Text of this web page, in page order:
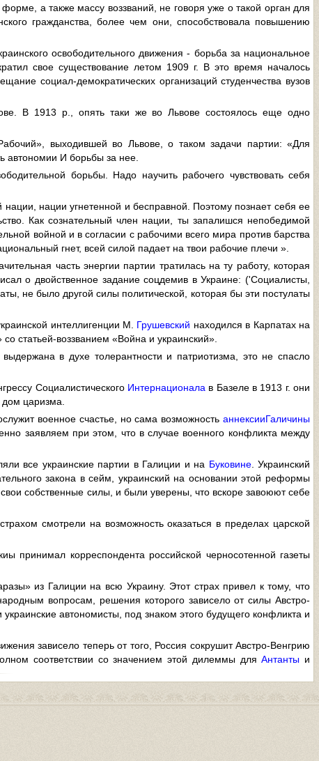
а также массу воззваний, не говоря уже о такой орган для
гражданства, более чем они, способствовала повышению
освободительного движения - борьба за национальное
свое существование летом 1909 г. В это время началось
социал-демократических организаций студенчества вузов
В 1913 p., опять таки же во Львове состоялось еще одно
выходившей во Львове, о таком задачи партии: «Для
автономии И борьбы за нее.
борьбы. Надо научить рабочего чувствовать себя
нации угнетенной и бесправной. Поэтому познает себя ее
Как сознательный член нации, ты запалишся непобедимой
войной и в согласии с рабочими всего мира против барства
гнет, всей силой падает на твои рабочие плечи ».
часть энергии партии тратилась на ту работу, которая
о двойственное задание соцдемив в Украине: ('Социалисты,
не было другой силы политической, которая бы эти постулаты
интеллигенции М. Грушевский находился в Карпатах на
статьей-воззванием «Война и украинский».
в духе толерантности и патриотизма, это не спасло
Социалистического Интернационала в Базеле в 1913 г. они
царизма.
военное счастье, но сама возможностьаннексииГаличины
заявляем при этом, что в случае военного конфликта между
все украинские партии в Галиции и на Буковине. Украинский
закона в сейм, украинский на основании этой реформы
собственные силы, и были уверены, что вскоре завоюют себе
смотрели на возможность оказаться в пределах царской
принимал корреспондента российской черносотенной газеты
из Галиции на всю Украину. Этот страх привел к тому, что
вопросам, решения которого зависело от силы Австро-
автономисты, под знаком этого будущего конфликта и
зависело теперь от того, Россия сокрушит Австро-Венгрию
соответствии со значением этой дилеммы дляАнтанты и